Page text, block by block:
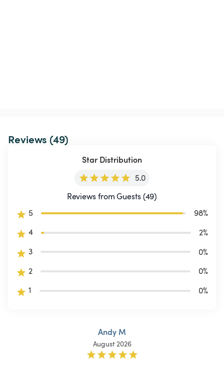
Reviews (49)
Star Distribution
5.0
Reviews from Guests (49)
5
98%
4
2%
3
0%
2
0%
1
0%
Andy M
August 2026